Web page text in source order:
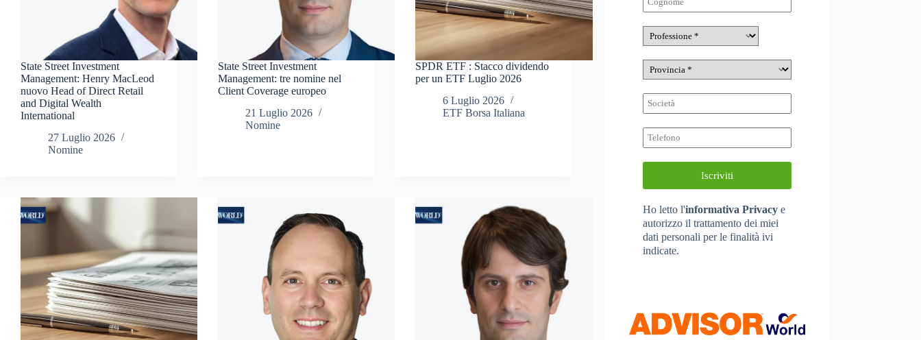
State Street Investment
Management: Henry MacLeod
nuovo Head of Direct Retail
and Digital Wealth
International
27 Luglio 2026
Nomine
State Street Investment
Management: tre nomine nel
Client Coverage europeo
21 Luglio 2026
Nomine
SPDR ETF : Stacco dividendo
per un ETF Luglio 2026
6 Luglio 2026
ETF Borsa Italiana
Ho lettol'informativa Privacy e
autorizzo il trattamento dei miei
dati personali per le finalità ivi
indicate.